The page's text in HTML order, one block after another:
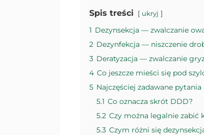
Spis treści ukryj
1 Dezynsekcja — zwalczanie
2 Dezynfekcja — niszczenie
3 Deratyzacja — zwalczanie
4 Co jeszcze mieści się pod
5 Najczęściej zadawane pytania
5.1 Co oznacza skrót DDD?
5.2 Czy można legalnie zabić
5.3 Czym różni się